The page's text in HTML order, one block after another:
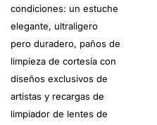
condiciones: un estuche
elegante, ultraligero
pero duradero, paños de
limpieza de cortesía con
diseños exclusivos de
artistas y recargas de
limpiador de lentes de